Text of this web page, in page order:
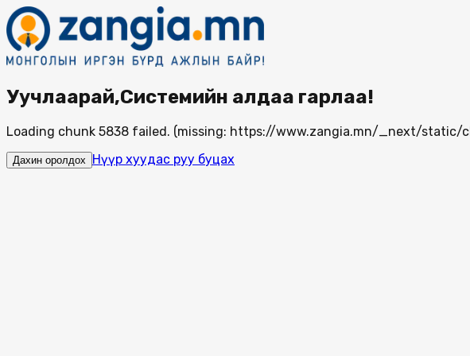
Уучлаарай,Системийн алдаа гарлаа!
Loading chunk 5838 failed. (missing: https://www.zangia.mn/_next/static/
Дахин оролдох Нүүр хуудас руу буцах